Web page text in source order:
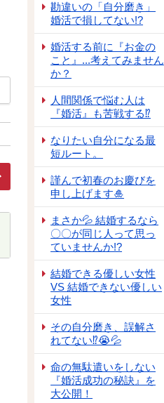
勘違いの「自分磨き」
婚活で損してない!?
婚活する前に『お金の
こと』...考えてみません
か？
人間関係で悩む人は
『婚活』も苦戦する⁉
なりたい自分になる最
短ルート。
謹んで初春のお慶びを
申し上げます🎍
まさか💦 結婚するなら
〇〇が同じ人って思っ
ていませんか!?
結婚できる優しい女性
VS 結婚できない優しい
女性
その自分磨き、誤解さ
れてない⁉😭💦
命の無駄遣いをしない
『婚活成功の秘訣』を
大公開！